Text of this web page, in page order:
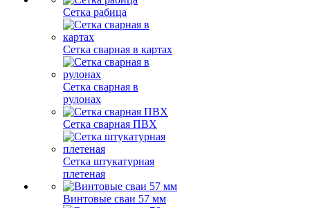
Сетка рабица
Сетка сварная в картах
Сетка сварная в
рулонах
Сетка сварная ПВХ
Сетка штукатурная
плетеная
Винтовые сваи 57 мм